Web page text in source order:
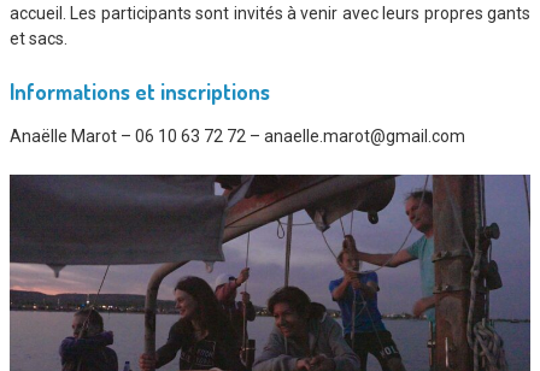
accueil. Les participants sont invités à venir avec leurs propres gants
et sacs.
Informations et inscriptions
Anaëlle Marot – 06 10 63 72 72 – anaelle.marot@gmail.com